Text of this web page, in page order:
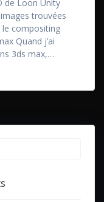
de Loon Unity
trouvées
compositing
Quand j’ai
3ds max,…